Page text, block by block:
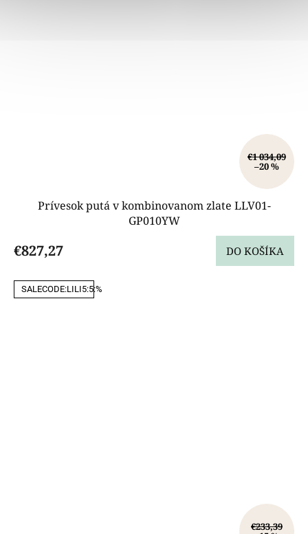
€1 034,09
–20 %
Prívesok putá v kombinovanom zlate LLV01-
GP010YW
€827,27 DO KOŠÍKA
SALECODE:LILI5:5:%
€233,39